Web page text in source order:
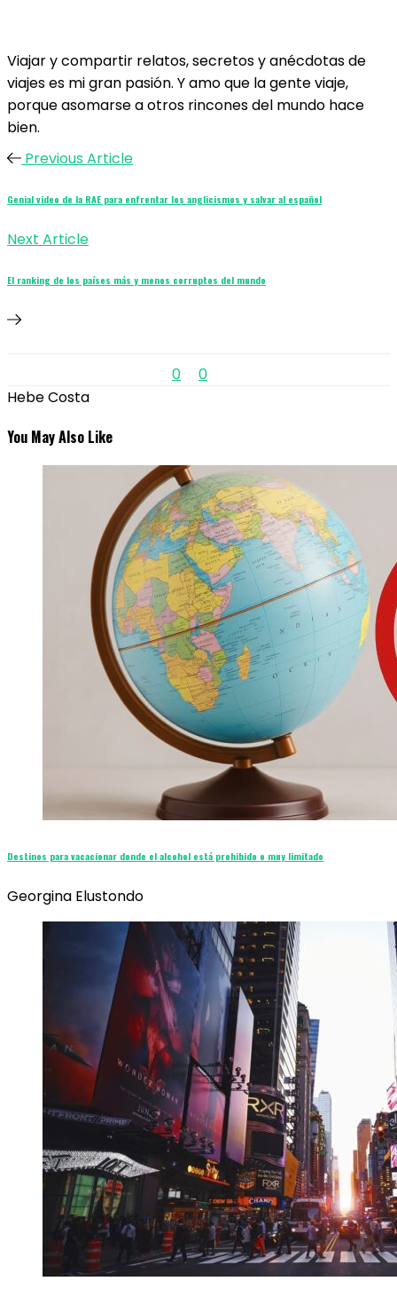
Viajar y compartir relatos, secretos y anécdotas de
viajes es mi gran pasión. Y amo que la gente viaje,
porque asomarse a otros rincones del mundo hace
bien.
Previous Article
Genial video de la RAE para enfrentar los anglicismos y salvar al español
Next Article
El ranking de los países más y menos corruptos del mundo
0
0
Hebe Costa
You May Also Like
Destinos para vacacionar donde el alcohol está prohibido o muy limitado
Georgina Elustondo